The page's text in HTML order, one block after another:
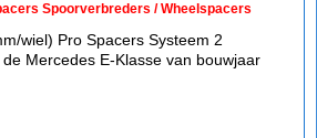
Spoorverbreders / Wheelspacers
wiel) Pro Spacers Systeem 2
Mercedes E-Klasse van bouwjaar